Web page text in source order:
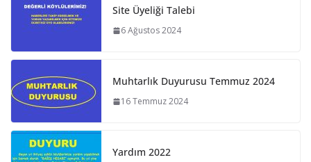
Site Üyeliği Talebi
6 Ağustos 2024
Muhtarlık Duyurusu Temmuz 2024
16 Temmuz 2024
Yardım 2022